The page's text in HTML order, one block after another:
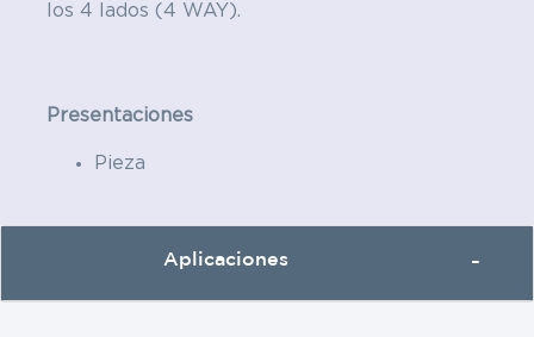
los 4 lados (4 WAY).
Presentaciones
Pieza
Aplicaciones